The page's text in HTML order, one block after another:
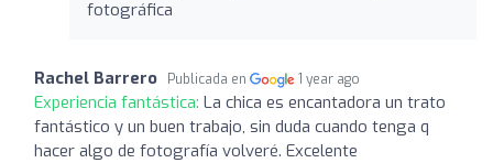
fotográfica
Rachel Barrero Publicada en 1 year ago
Experiencia fantástica: La chica es encantadora un trato
fantástico y un buen trabajo, sin duda cuando tenga q
hacer algo de fotografía volveré. Excelente